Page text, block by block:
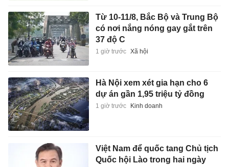
Từ 10-11/8, Bắc Bộ và Trung Bộ
có nơi nắng nóng gay gắt trên
37 độ C
1 giờ trước Xã hội
Hà Nội xem xét gia hạn cho 6
dự án gần 1,95 triệu tỷ đồng
1 giờ trước Kinh doanh
Việt Nam để quốc tang Chủ tịch
Quốc hội Lào trong hai ngày